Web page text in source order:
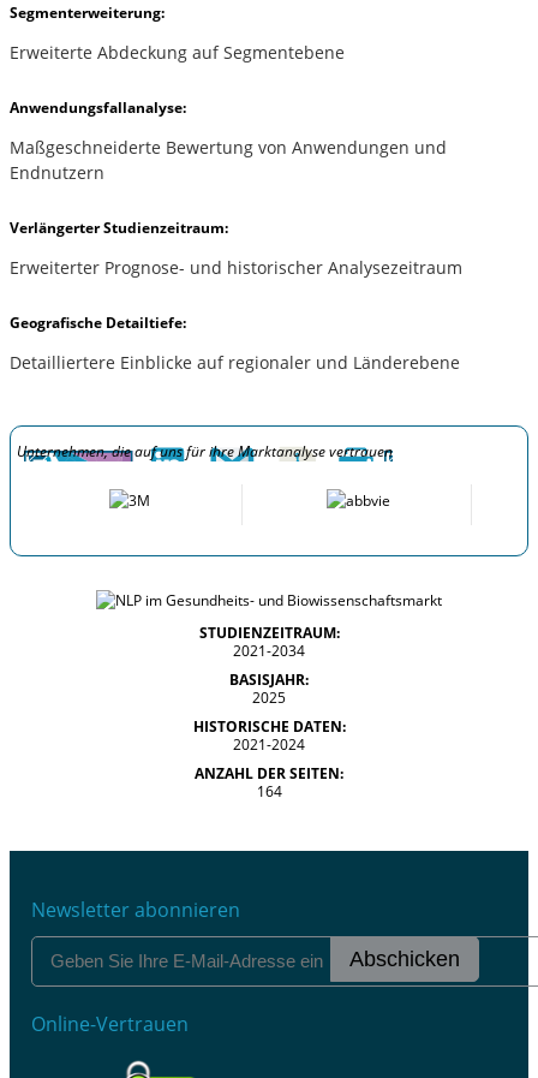
Segmenterweiterung:
Erweiterte Abdeckung auf Segmentebene
Anwendungsfallanalyse:
Maßgeschneiderte Bewertung von Anwendungen und
Endnutzern
Verlängerter Studienzeitraum:
Erweiterter Prognose- und historischer Analysezeitraum
Geografische Detailtiefe:
Detailliertere Einblicke auf regionaler und Länderebene
Unternehmen, die auf uns für ihre Marktanalyse vertrauen
STUDIENZEITRAUM:
2021-2034
BASISJAHR:
2025
HISTORISCHE DATEN:
2021-2024
ANZAHL DER SEITEN:
164
Newsletter abonnieren
Abschicken
Online-Vertrauen